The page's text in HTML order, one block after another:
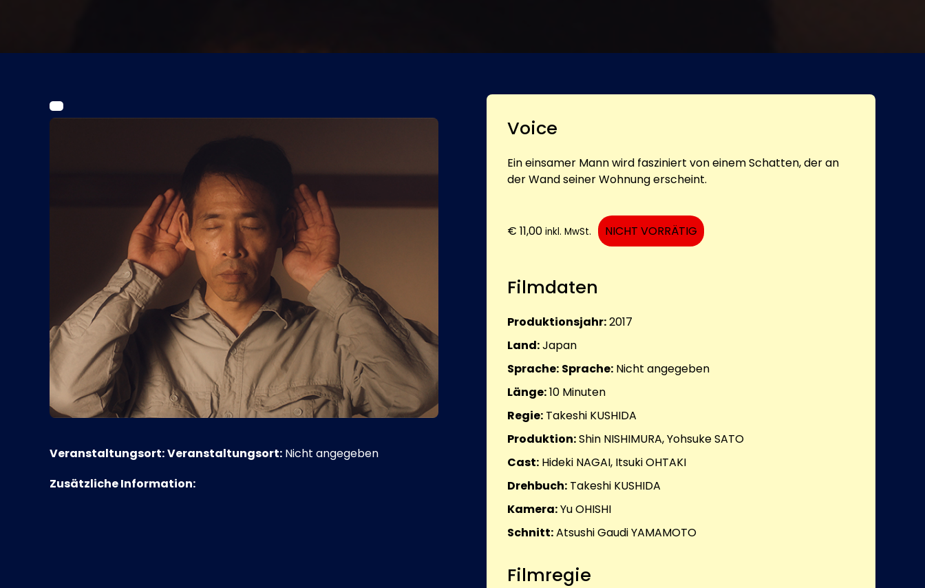
Veranstaltungsort:Veranstaltungsort: Nicht angegeben
Zusätzliche Information:
Voice
Ein einsamer Mann wird fasziniert von einem Schatten, der an
der Wand seiner Wohnung erscheint.
€ 11,00 inkl. MwSt. NICHT VORRÄTIG
Filmdaten
Produktionsjahr:2017
Land:Japan
Sprache: Sprache: Nicht angegeben
Länge:10 Minuten
Regie: Takeshi KUSHIDA
Produktion:Shin NISHIMURA, Yohsuke SATO
Cast: Hideki NAGAI, Itsuki OHTAKI
Drehbuch: Takeshi KUSHIDA
Kamera:Yu OHISHI
Schnitt:Atsushi Gaudi YAMAMOTO
Filmregie